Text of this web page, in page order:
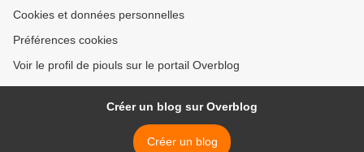
Cookies et données personnelles
Préférences cookies
Voir le profil de piouls sur le portail Overblog
Créer un blog sur Overblog
Créer un blog